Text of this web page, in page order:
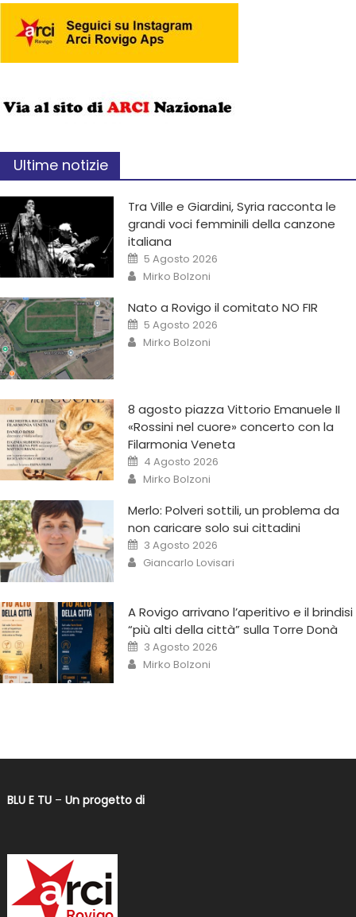
Ultime notizie
Tra Ville e Giardini, Syria racconta le
grandi voci femminili della canzone
italiana
5 Agosto 2026
Mirko Bolzoni
Nato a Rovigo il comitato NO FIR
5 Agosto 2026
Mirko Bolzoni
8 agosto piazza Vittorio Emanuele II
«Rossini nel cuore» concerto con la
Filarmonia Veneta
4 Agosto 2026
Mirko Bolzoni
Merlo: Polveri sottili, un problema da
non caricare solo sui cittadini
3 Agosto 2026
Giancarlo Lovisari
A Rovigo arrivano l’aperitivo e il brindisi
“più alti della città” sulla Torre Donà
3 Agosto 2026
Mirko Bolzoni
BLU E TU– Un progetto di